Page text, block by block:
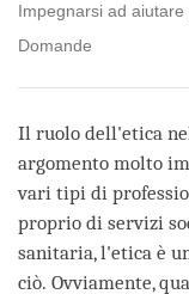
Impegnarsi ad aiutare
Domande
Il ruolo dell'etica
argomento molto
vari tipi di
proprio di servizi
sanitaria, l'etica è
ciò. Ovviamente,